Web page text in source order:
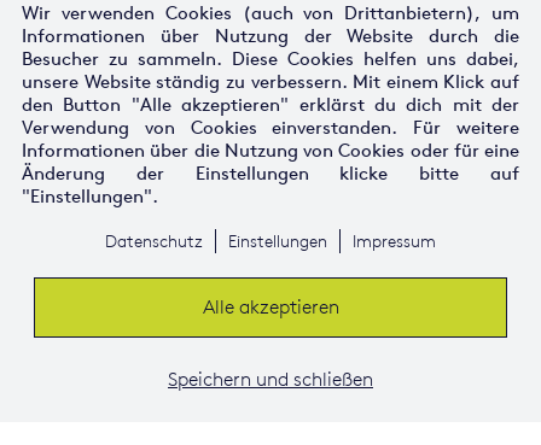
Wir verwenden Cookies (auch von Drittanbietern), um
Informationen über Nutzung der Website durch die
Besucher zu sammeln. Diese Cookies helfen uns dabei,
unsere Website ständig zu verbessern. Mit einem Klick auf
den Button "Alle akzeptieren" erklärst du dich mit der
Verwendung von Cookies einverstanden. Für weitere
Informationen über die Nutzung von Cookies oder für eine
Änderung der Einstellungen klicke bitte auf
"Einstellungen".
Speichern und schließen
Alle akzeptieren
Datenschutz Einstellungen Impressum